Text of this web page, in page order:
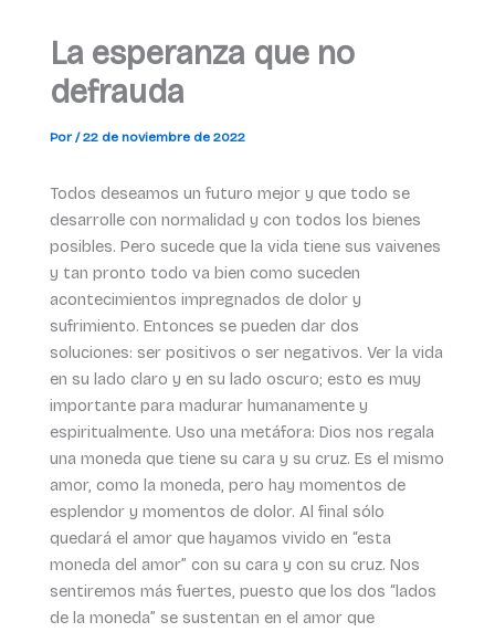
La esperanza que no
defrauda
Por /22 de noviembre de 2022
Todos deseamos un futuro mejor y que todo se
desarrolle con normalidad y con todos los bienes
posibles. Pero sucede que la vida tiene sus vaivenes
y tan pronto todo va bien como suceden
acontecimientos impregnados de dolor y
sufrimiento. Entonces se pueden dar dos
soluciones: ser positivos o ser negativos. Ver la vida
en su lado claro y en su lado oscuro; esto es muy
importante para madurar humanamente y
espiritualmente. Uso una metáfora: Dios nos regala
una moneda que tiene su cara y su cruz. Es el mismo
amor, como la moneda, pero hay momentos de
esplendor y momentos de dolor. Al final sólo
quedará el amor que hayamos vivido en “esta
moneda del amor” con su cara y con su cruz. Nos
sentiremos más fuertes, puesto que los dos “lados
de la moneda” se sustentan en el amor que